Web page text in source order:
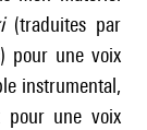
(traduites par
pour une voix
instrumental,
pour une voix